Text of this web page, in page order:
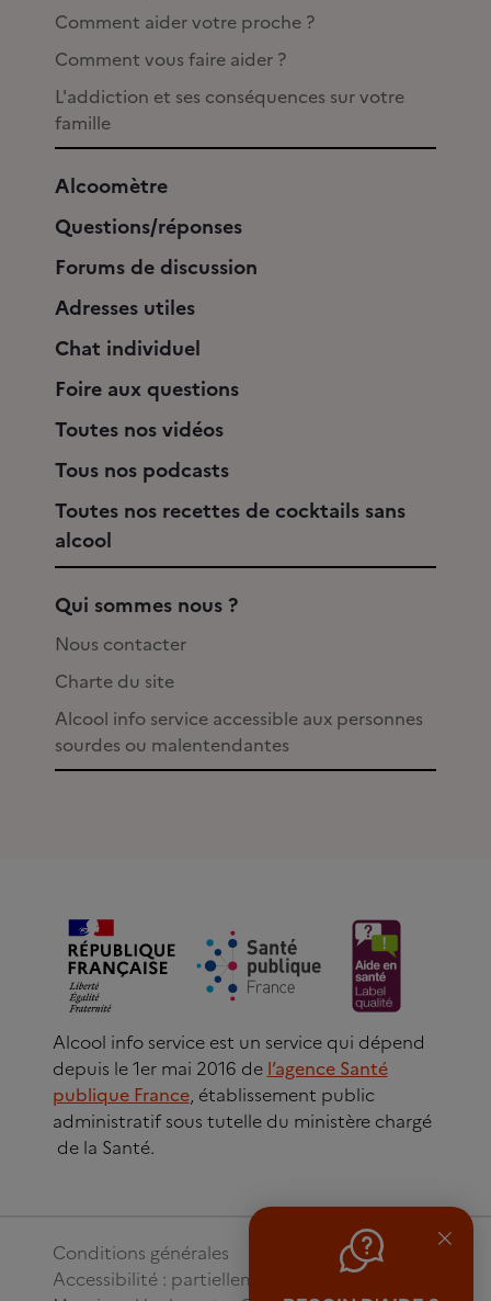
Comment aider votre proche ?
Comment vous faire aider ?
L'addiction et ses conséquences sur votre
famille
Alcoomètre
Questions/réponses
Forums de discussion
Adresses utiles
Chat individuel
Foire aux questions
Toutes nos vidéos
Tous nos podcasts
Toutes nos recettes de cocktails sans
alcool
Qui sommes nous ?
Nous contacter
Charte du site
Alcool info service accessible aux personnes
sourdes ou malentendantes
Alcool info service est un service qui dépend
depuis le 1er mai 2016 de l’agence Santé
publique France, établissement public
administratif sous tutelle du ministère chargé
de la Santé.
Conditions générales
Accessibilité : partiellement conforme